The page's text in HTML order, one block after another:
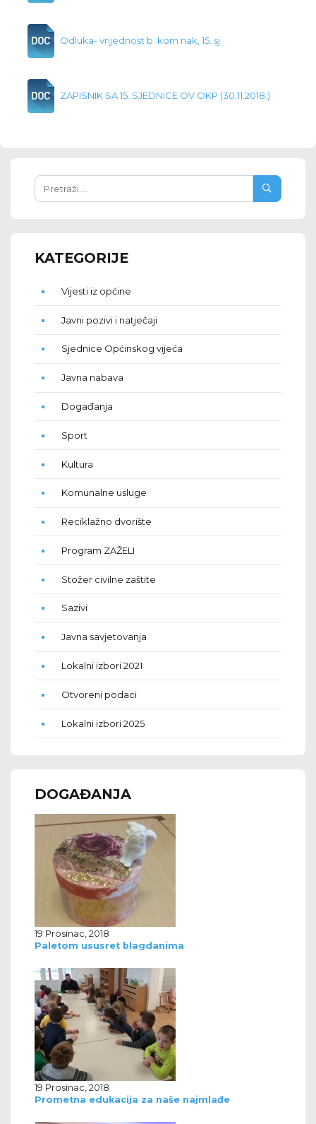
Odluka- vrijednost b. kom nak, 15. sj
ZAPISNIK SA 15. SJEDNICE OV OKP (30.11.2018.)
KATEGORIJE
Vijesti iz općine
Javni pozivi i natječaji
Sjednice Općinskog vijeća
Javna nabava
Događanja
Sport
Kultura
Komunalne usluge
Reciklažno dvorište
Program ZAŽELI
Stožer civilne zaštite
Sazivi
Javna savjetovanja
Lokalni izbori 2021
Otvoreni podaci
Lokalni izbori 2025
DOGAĐANJA
19 Prosinac, 2018
Paletom ususret blagdanima
19 Prosinac, 2018
Prometna edukacija za naše najmlađe